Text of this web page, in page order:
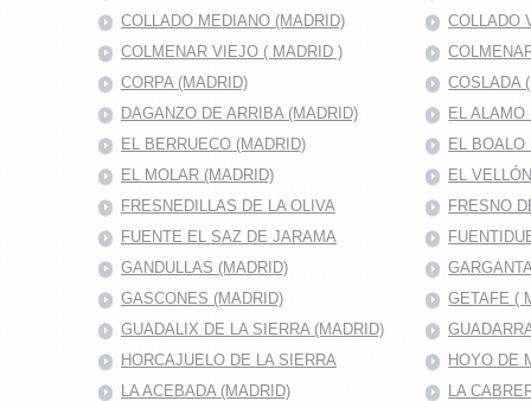
COLLADO MEDIANO (MADRID)
COLLADO
COLMENAR VIEJO ( MADRID )
CORPA (MADRID)
COSLADA
DAGANZO DE ARRIBA (MADRID)
EL ALAMO
EL BERRUECO (MADRID)
EL BOALO
EL MOLAR (MADRID)
EL
FRESNEDILLAS DE LA OLIVA
FRESNO
FUENTE EL SAZ DE JARAMA
GANDULLAS (MADRID)
GASCONES (MADRID)
GETAFE (
GUADALIX DE LA SIERRA (MADRID)
HORCAJUELO DE LA SIERRA
HOYO DE
LA ACEBADA (MADRID)
LA